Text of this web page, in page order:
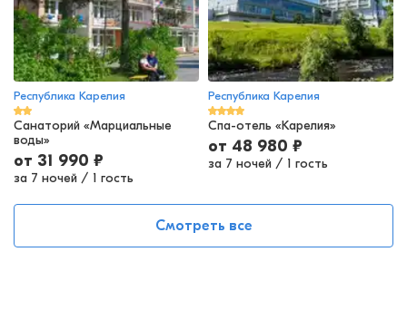
Республика Карелия
Санаторий «Марциальные
воды»
от 31 990 ₽
за 7 ночей / 1 гость
Республика Карелия
Спа-отель «Карелия»
от 48 980 ₽
за 7 ночей / 1 гость
Смотреть все